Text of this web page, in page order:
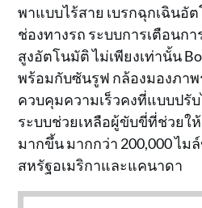
พาแบบไร้สาย เบรกฉุกเฉินอั
ช่องทางรถ ระบบการเตือนก
สูงอัตโนมัติ ไม่เพียงเท่านั้น
พร้อมกับซันรูฟ กล้องมองภา
ควบคุมความเร็วคงที่แบบปรับ
ระบบช่วยเหลือผู้ขับขี่ที่ช่วย
มากขึ้น มากกว่า 200,000 ไ
สหรัฐอเมริกาและแคนาดา